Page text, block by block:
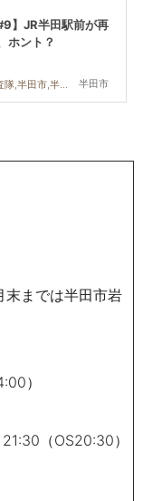
半田市
】JR半田駅前が再
ホント？
末までは半田市岩
）
（OS20:30）